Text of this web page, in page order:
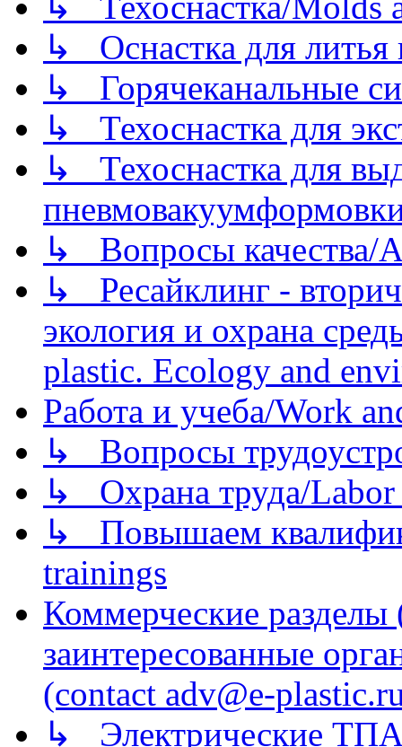
↳ Оснастка для литья
↳ Горячеканальные
↳ Техоснастка для
↳ Техоснастка для
↳ Вопросы качества/
↳ Ресайклинг -
экология и охрана
plastic. Ecology and
Работа и учеба/Work
↳ Вопросы
↳ Охрана труда/Labor
↳ Повышаем
trainings
Коммерческие
заинтересованные
(contact adv@e-
↳ Электрические